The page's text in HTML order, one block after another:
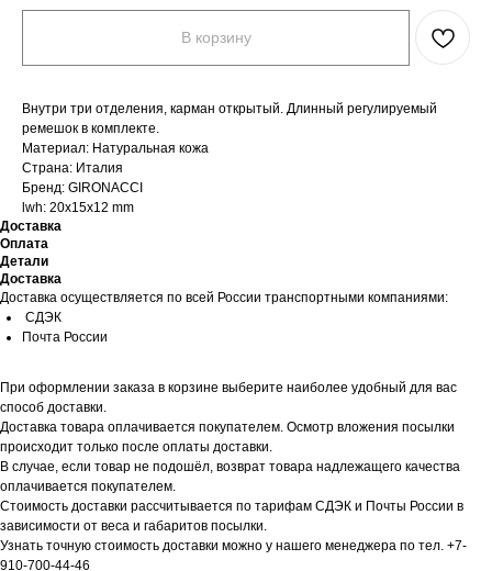
В корзину
Внутри три отделения, карман открытый. Длинный регулируемый
ремешок в комплекте.
Материал: Натуральная кожа
Страна: Италия
Бренд: GIRONACCI
lwh: 20x15x12 mm
Доставка
Оплата
Детали
Доставка
Доставка осуществляется по всей России транспортными компаниями:
СДЭК
Почта России
При оформлении заказа в корзине выберите наиболее удобный для вас
способ доставки.
Доставка товара оплачивается покупателем. Осмотр вложения посылки
происходит только после оплаты доставки.
В случае, если товар не подошёл, возврат товара надлежащего качества
оплачивается покупателем.
Стоимость доставки рассчитывается по тарифам СДЭК и Почты России в
зависимости от веса и габаритов посылки.
Узнать точную стоимость доставки можно у нашего менеджера по тел. +7-
910-700-44-46